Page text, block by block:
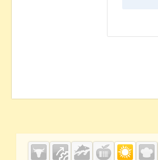
Дополнительная
Cсылки на полезные проекты